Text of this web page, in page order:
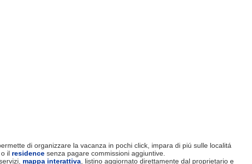
di organizzare la vacanza in pochi click, impara di piú sulle localitá
o il residence senza pagare commissioni aggiuntive.
mappa interattiva , listino aggiornato direttamente dal proprietario e